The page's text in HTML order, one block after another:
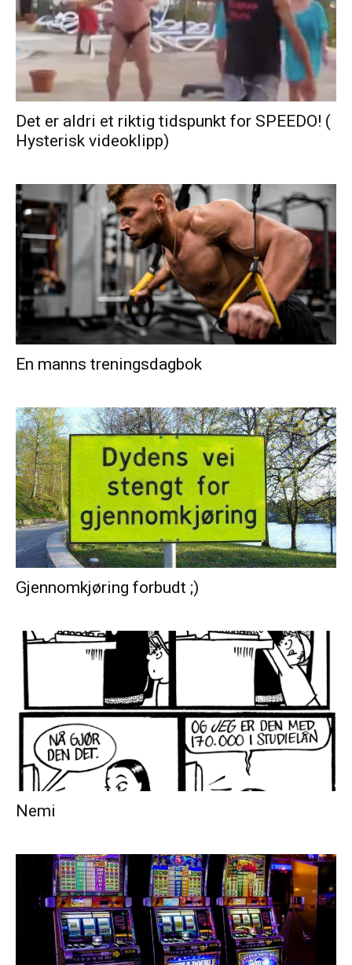
Det er aldri et riktig tidspunkt for SPEEDO! (
Hysterisk videoklipp)
En manns treningsdagbok
Gjennomkjøring forbudt ;)
Nemi